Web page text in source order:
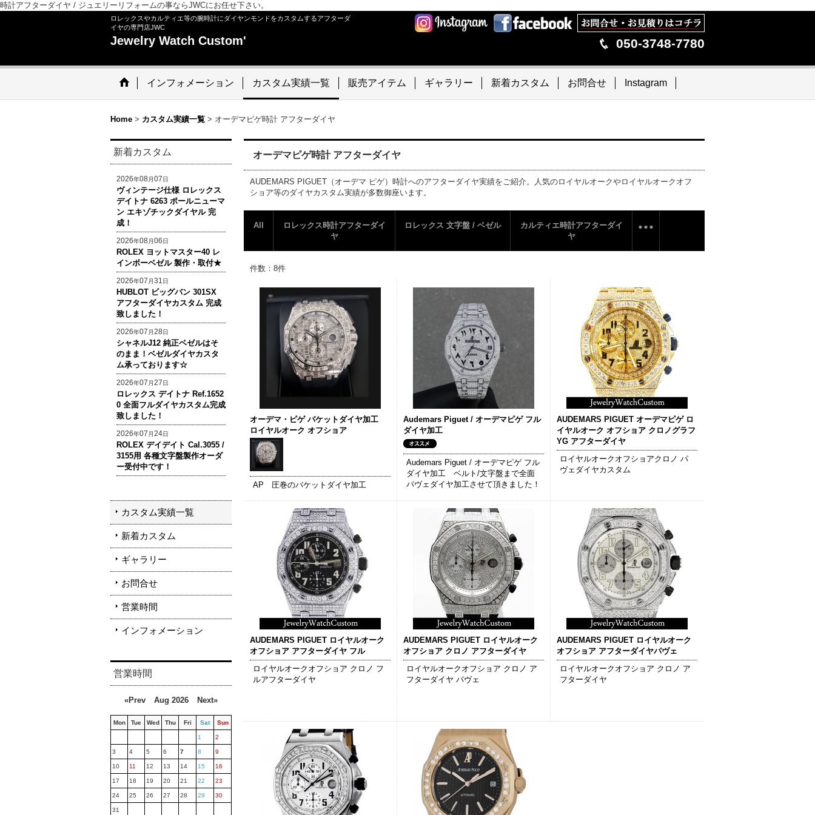
時計アフターダイヤ / ジュエリーリフォームの事ならJWCにお任せ下さい。
ロレックスやカルティエ等の腕時計にダイヤンモンドをカスタムするアフターダ
イヤの専門店JWC
Jewelry Watch Custom' 050-3748-7780
インフォメーション カスタム実績一覧 販売アイテム ギャラリー 新着カスタム お問合せ Instagram
Home > カスタム実績一覧 > オーデマピゲ時計 アフターダイヤ
新着カスタム
2026年08月07日
ヴィンテージ仕様 ロレックス
デイトナ 6263 ポールニューマ
ン エキゾチックダイヤル 完
成！
2026年08月06日
ROLEX ヨットマスター40 レ
インボーベゼル 製作・取付★
2026年07 月31日
HUBLOT ビッグバン 301SX
アフターダイヤカスタム 完成
致しました！
2026年07 月28日
シャネルJ12 純正ベゼルはそ
のまま！ベゼルダイヤカスタ
ム承っております☆
2026年07 月27日
ロレックス デイトナ Ref.1652
0 全面フルダイヤカスタム完成
致しました！
2026年07 月24日
ROLEX デイデイト Cal.3055 /
3155用 各種文字盤製作オーダ
ー受付中です！
カスタム実績一覧
新着カスタム
ギャラリー
お問合せ
営業時間
インフォメーション
営業時間
«Prev Aug 2026 Next»
Mon Tue Wed Thu Fri Sat Sun
1 2
3 4 5 6 7 8 9
10 11 12 13 14 15 16
17 18 19 20 21 22 23
24 25 26 27 28 29 30
31
オーデマピゲ時計 アフターダイヤ
AUDEMARS PIGUET（オーデマ ピゲ）時計へのアフターダイヤ実績をご紹介。人気のロイヤルオークやロイヤルオークオフ
ショア等のダイヤカスタム実績が多数御座います。
All
ロレックス時計アフターダイ
ヤ
ロレックス 文字盤 / ベゼル
カルティエ時計アフターダイ
ヤ
件数 ： 8件
オーデマ・ピゲ バケットダイヤ加工
ロイヤルオーク オフショア
AP 圧巻のバケットダイヤ加工
Audemars Piguet / オーデマピゲ フル
ダイヤ加工
Audemars Piguet / オーデマピゲ フル
ダイヤ加工 ベルト/文字盤まで全面
パヴェダイヤ加工させて頂きました！
AUDEMARS PIGUET オーデマピゲ ロ
イヤルオーク オフショア クロノグラフ
YG アフターダイヤ
ロイヤルオークオフショアクロノ パ
ヴェダイヤカスタム
AUDEMARS PIGUET ロイヤルオーク
オフショア アフターダイヤ フル
ロイヤルオークオフショア クロノ フ
ルアフターダイヤ
AUDEMARS PIGUET ロイヤルオーク
オフショア クロノ アフターダイヤ
ロイヤルオークオフショア クロノ ア
フターダイヤ パヴェ
AUDEMARS PIGUET ロイヤルオーク
オフショア アフターダイヤパヴェ
ロイヤルオークオフショア クロノ ア
フターダイヤ